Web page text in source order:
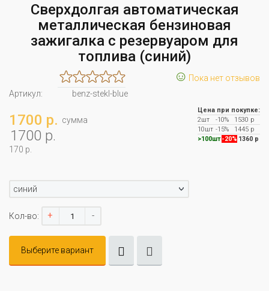
Сверхдолгая автоматическая
металлическая бензиновая
зажигалка с резервуаром для
топлива (синий)
☺ Пока нет отзывов
Артикул:
benz-stekl-blue
1700 р. сумма
1700 р.
170 р.
Цена при покупке:
2шт
-10%
1530 р
10шт -15%
1445 р
>100шт -20% 1360 р
синий
Кол-во: + -
Выберите вариант